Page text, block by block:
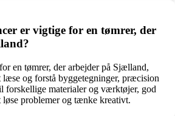
er vigtige for en tømrer, der
en tømrer, der arbejder på Sjælland,
og forstå byggetegninger, præcision
forskellige materialer og værktøjer, god
problemer og tænke kreativt.